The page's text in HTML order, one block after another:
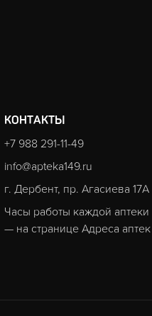
КОНТАКТЫ
+7 988 291-11-49
info@apteka149.ru
г. Дербент, пр. Агасиева 17А
Часы работы каждой аптеки
— на странице Адреса аптек